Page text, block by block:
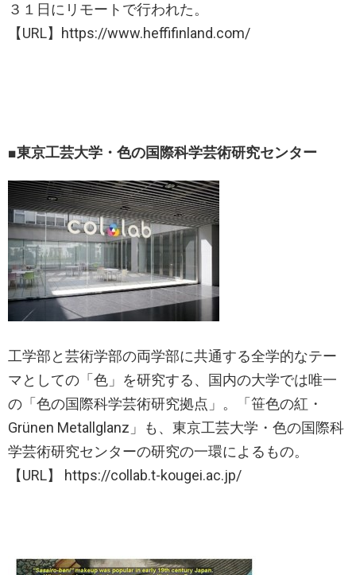
３１日にリモートで行われた。
【URL】https://www.heffifinland.com/
■東京工芸大学・色の国際科学芸術研究センター
工学部と芸術学部の両学部に共通する全学的なテー
マとしての「色」を研究する、国内の大学では唯一
の「色の国際科学芸術研究拠点」。「笹色の紅・
Grünen Metallglanz」も、東京工芸大学・色の国際科
学芸術研究センターの研究の一環によるもの。
【URL】 https://collab.t-kougei.ac.jp/